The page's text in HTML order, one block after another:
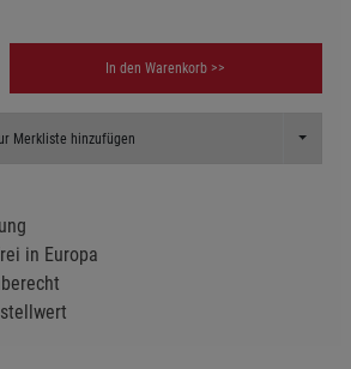
In den Warenkorb >>
Merkliste hinzufügen Toggle
in Europa